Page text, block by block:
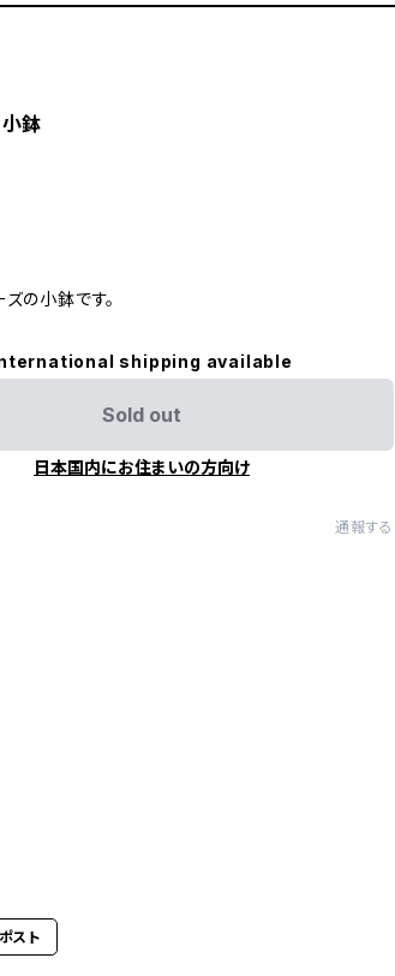
鉢
の小鉢です。
shipping available
Sold out
日本国内にお住まいの方向け
通報する
ポスト